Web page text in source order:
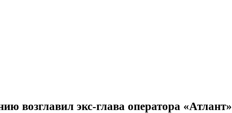
возглавил экс-глава оператора «Атлант»